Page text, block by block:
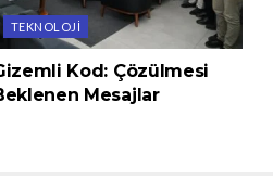
TEKNOLOJI
Kod: Çözülmesi
Mesajlar